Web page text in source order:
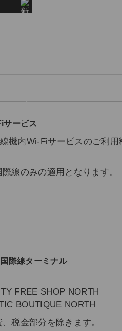
サービス
機内Wi-Fiサービスのご利用
線のみの適用となります。
際線ターミナル
FREE SHOP NORTH
BOUTIQUE NORTH
税金部分を除きます。